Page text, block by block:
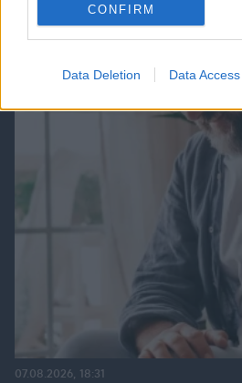
CONFIRM
Data Deletion Data Access
07.08.2026, 18:31